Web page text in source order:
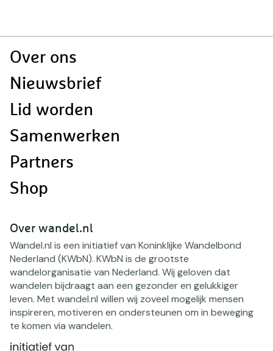
Doormat
Over ons
Nieuwsbrief
Lid worden
Samenwerken
Partners
Shop
Over wandel.nl
Wandel.nl is een initiatief van Koninklijke Wandelbond
Nederland (KWbN). KWbN is de grootste
wandelorganisatie van Nederland. Wij geloven dat
wandelen bijdraagt aan een gezonder en gelukkiger
leven. Met wandel.nl willen wij zoveel mogelijk mensen
inspireren, motiveren en ondersteunen om in beweging
te komen via wandelen.